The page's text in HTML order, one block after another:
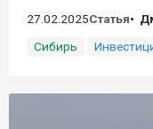
27.02.2025Статья
Сибирь